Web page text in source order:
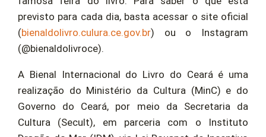
previsto para cada dia, basta acessar o site oficial
(bienaldolivro.culura.ce.gov.br) ou o Instagram
(@bienaldolivroce).
A Bienal Internacional do Livro do Ceará é uma
realização do Ministério da Cultura (MinC) e do
Governo do Ceará, por meio da Secretaria da
Cultura (Secult), em parceria com o Instituto